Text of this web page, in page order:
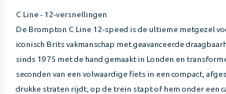
C Line - 12-versnellingen
De Brompton C Line 12-speed is de ultieme metgezel
iconisch Brits vakmanschap met geavanceerde
sinds 1975 met de hand gemaakt in Londen en
seconden van een volwaardige fiets in een compact,
drukke straten rijdt, op de trein stapt of hem onder een